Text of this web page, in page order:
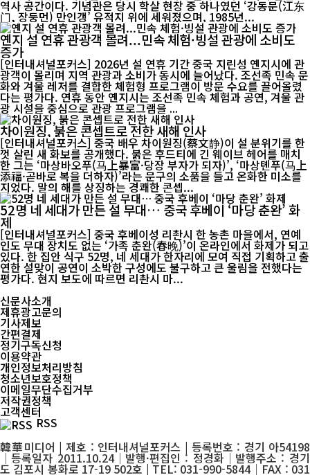
역사 공간이다. 기념관은 당시 학살 현장 중 하나였던 ‘강동문(江东
门, 장둥먼) 만인갱’ 유적지 위에 세워졌으며, 1985년...
옌지 설 연휴 관광객 몰려...민속 체험·빙설 관광에 소비도
증가
[인터내셔널포커스] 2026년 설 연휴 기간 중국 지린성 옌지시에 관
광객이 몰리며 지역 관광과 소비가 동시에 늘어났다. 조선족 민속 문
화와 겨울 레저를 결합한 체험형 프로그램이 방문 수요를 끌어올렸
다는 평가다. 연휴 동안 옌지시는 조선족 민속 체험과 공연, 겨울 관
광 시설을 중심으로 관광 프로그램을 ...
차이원징, 붉은 콘셉트로 전한 새해 인사
[인터내셔널포커스] 중국 배우 차이원징(蔡文静)이 설 분위기를 한
껏 살린 새 화보를 공개했다. 붉은 후드티에 긴 웨이브 헤어를 매치
한 그는 ‘마상바오푸(马上暴富·당장 부자가 되자)’, ‘마상톈푸(马上
添福·곧바로 복을 더하자)’라는 문구의 소품을 들고 온화한 미소를
지었다. 말의 해를 상징하는 경쾌한 콘셉...
52명 네 세대가 만든 설 무대… 중국 후베이 ‘마당 춘완’ 화
제
[인터내셔널포커스] 중국 후베이성 리촨시 한 농촌 마을에서, 연예
인도 무대 장치도 없는 ‘가족 춘완(春晚)’이 온라인에서 화제가 되고
있다. 한 집안 식구 52명, 네 세대가 한자리에 모여 직접 기획하고 출
연한 설맞이 공연이 소박한 구성에도 불구하고 큰 울림을 전했다는
평가다. 현지 보도에 따르면 리촨시 마...
신문사소개
제휴광고문의
기사제보
간편결제
정기구독신청
이용약관
개인정보처리방침
청소년보호정책
이메일무단수집거부
저작권정책
고객센터
RSS
韓華미디어 | 제호 : 인터내셔널포커스 | 등록번호 : 경기 아54198
│등록일자 2011.10.24│발행·편집인 : 정경화│발행주소 : 경기
도 김포시 봉화로 17-19 502호 | TEL: 031-990-5844│FAX : 031